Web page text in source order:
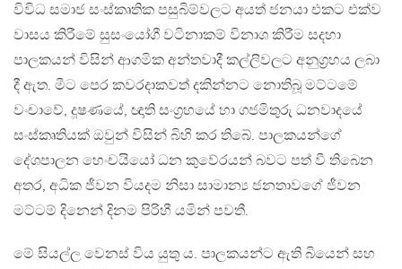
විවිධ සමාජ සංස්කෘතික පසුබිම්වලට අයත් ජනයා එකට එක්ව
වාසය කිරීමේ සුසංයෝගී වටිනාකම් විනාශ කිරීම සදහා
පාලකයන් විසින් ආගමික අන්තවාදී කල්ලිවලට අනුග‍්‍රහය ලබා
දී ඇත. මීට පෙර කවරදාකවත් දකින්නට නොතිබූ මට්ටමේ
වංචාවේ, දූෂණයේ, ඥාති සංග‍්‍රහයේ හා ගජමිතුරු ධනවාදයේ
සංස්කෘතියක් ඔවුන් විසින් බිහි කර තිබේ. පාලකයන්ගේ
දේශපාලන හෙංචයියෝ ධන කුවේරයන් බවට පත් වී තිබෙන
අතර, අධික ජීවන වියදම නිසා සාමාන්‍ය ජනතාවගේ ජීවන
මට්ටම් දිනෙන් දිනම පිරිහී යමින් පවතී.
මේ සියල්ල වෙනස් විය යුතු ය. පාලකයන්ට ඇති බියෙන් සහ